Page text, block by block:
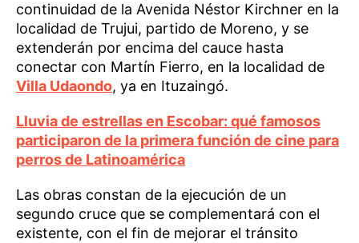
continuidad de la Avenida Néstor Kirchner en la
localidad de Trujui, partido de Moreno, y se
extenderán por encima del cauce hasta
conectar con Martín Fierro, en la localidad de
Villa Udaondo, ya en Ituzaingó.
Lluvia de estrellas en Escobar: qué famosos
participaron de la primera función de cine para
perros de Latinoamérica
Las obras constan de la ejecución de un
segundo cruce que se complementará con el
existente, con el fin de mejorar el tránsito